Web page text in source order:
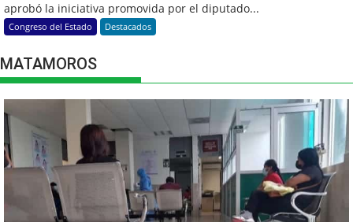
aprobó la iniciativa promovida por el diputado...
Congreso del Estado Destacados
MATAMOROS